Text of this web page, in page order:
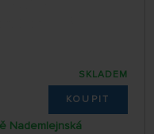
SKLADEM
KOUPIT
Nademlejnská